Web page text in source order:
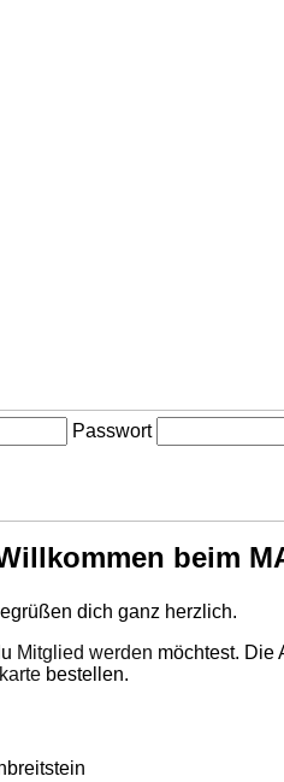
Passwort
beim
dich ganz herzlich.
Mitglied werden möchtest. Die
bestellen.